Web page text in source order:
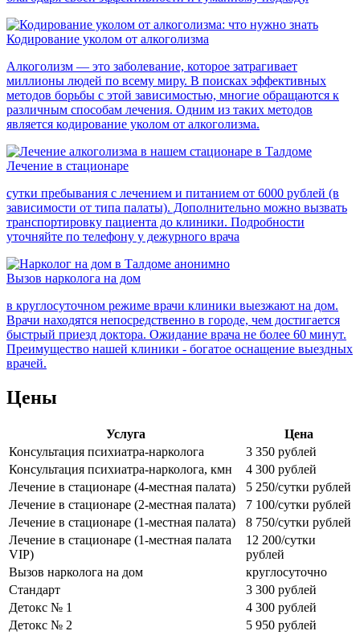
Кодирование уколом от алкоголизма
Алкоголизм — это заболевание, которое затрагивает
миллионы людей по всему миру. В поисках эффективных
методов борьбы с этой зависимостью, многие обращаются к
различным способам лечения. Одним из таких методов
является кодирование уколом от алкоголизма.
Лечение в стационаре
сутки пребывания с лечением и питанием от 6000 рублей (в
зависимости от типа палаты). Дополнительно можно вызвать
транспортировку пациента до клиники. Подробности
уточняйте по телефону у дежурного врача
Вызов нарколога на дом
в круглосуточном режиме врачи клиники выезжают на дом.
Врачи находятся непосредственно в городе, чем достигается
быстрый приезд доктора. Ожидание врача не более 60 минут.
Преимущество нашей клиники - богатое оснащение выездных
врачей.
Цены
Услуга
Цена
Консультация психиатра-нарколога
3 350 рублей
Консультация психиатра-нарколога, кмн
4 300 рублей
Лечение в стационаре (4-местная палата)
5 250/сутки рублей
Лечение в стационаре (2-местная палата)
7 100/сутки рублей
Лечение в стационаре (1-местная палата)
8 750/сутки рублей
Лечение в стационаре (1-местная палата
VIP)
12 200/сутки
рублей
Вызов нарколога на дом
круглосуточно
Стандарт
3 300 рублей
Детокс № 1
4 300 рублей
Детокс № 2
5 950 рублей